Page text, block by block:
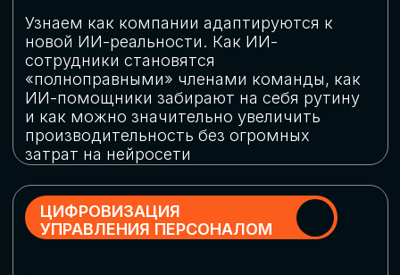
огромную статью затрат
ОБЛАЧНЫЕ ТЕХНОЛОГИИ
Подискутируем, какие облачные решения
существуют на рынке и почему
использование мультиоблачных моделей
не только снижает затраты, но и
«пересборки» бизнес-моделей